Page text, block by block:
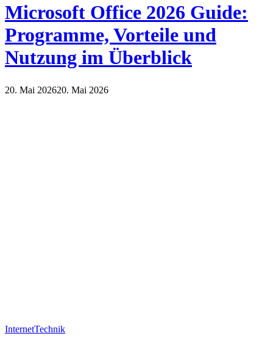
Microsoft Office 2026 Guide:
Programme, Vorteile und
Nutzung im Überblick
20. Mai 202620. Mai 2026
InternetTechnik